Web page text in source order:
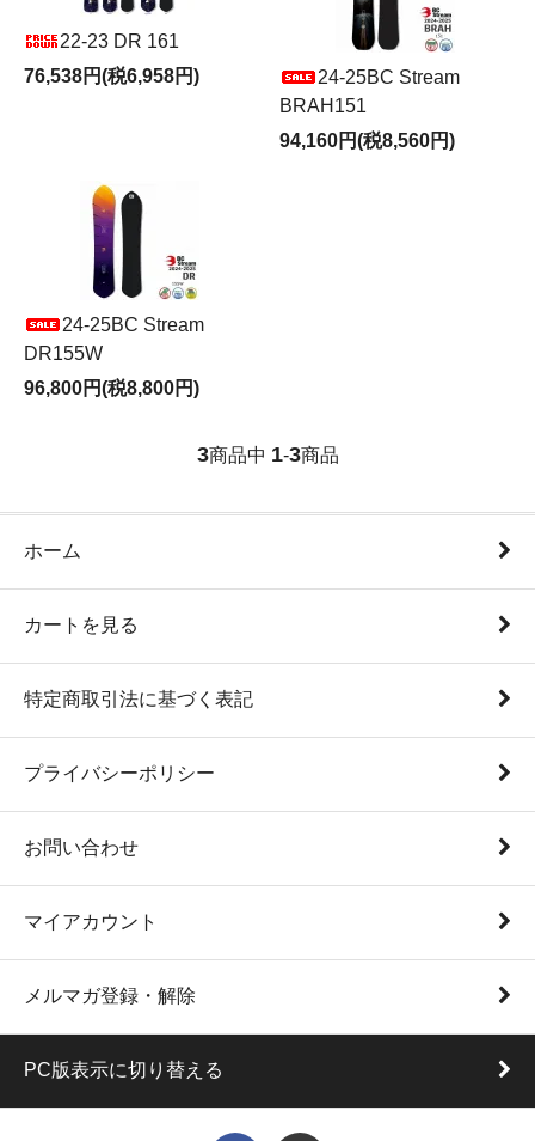
22-23 DR 161
76,538円(税6,958円)
24-25BC Stream
BRAH151
94,160円(税8,560円)
24-25BC Stream
DR155W
96,800円(税8,800円)
3商品中 1-3商品
ホーム
カートを見る
特定商取引法に基づく表記
プライバシーポリシー
お問い合わせ
マイアカウント
メルマガ登録・解除
PC版表示に切り替える